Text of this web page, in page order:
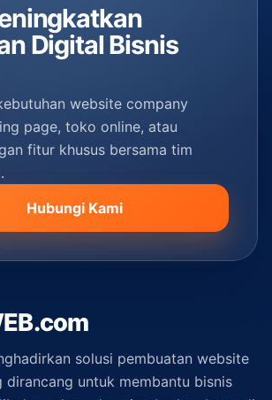
Digital Bisnis
website company
page, toko online, atau
fitur khusus bersama tim
Hubungi Kami
solusi pembuatan website
dirancang untuk membantu bisnis